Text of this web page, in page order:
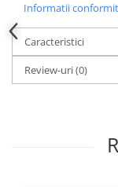
- stabilitate optimă
- miscibil cu toate
- testat pentru
- rezistenta mare la
- comportament
- stabilitate mare la
- lubrifiere
Informatii
Caracteristici
Review-uri(0)